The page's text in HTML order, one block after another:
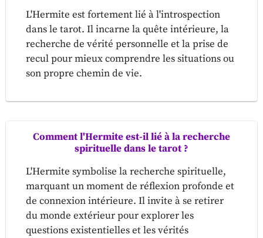
L'Hermite est fortement lié à l'introspection
dans le tarot. Il incarne la quête intérieure, la
recherche de vérité personnelle et la prise de
recul pour mieux comprendre les situations ou
son propre chemin de vie.
Comment l'Hermite est-il lié à la recherche
spirituelle dans le tarot ?
L'Hermite symbolise la recherche spirituelle,
marquant un moment de réflexion profonde et
de connexion intérieure. Il invite à se retirer
du monde extérieur pour explorer les
questions existentielles et les vérités